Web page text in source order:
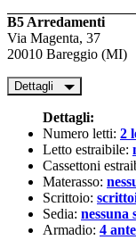
B5 Arredamenti
Via Magenta, 37
20010 Bareggio (MI)
Dettagli
Dettagli:
Numero letti: 2
Letto estraibile:
Cassettoni
Materasso:
Scrittoio:
Sedia: nessuna
Armadio: 4 ante